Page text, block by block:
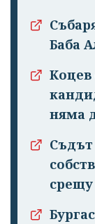
Баба
няма